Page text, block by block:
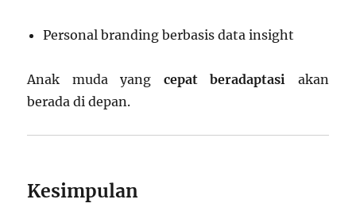
Personal branding berbasis data insight
Anak muda yang cepat beradaptasi akan
berada di depan.
Kesimpulan